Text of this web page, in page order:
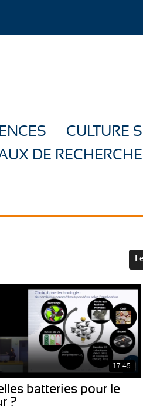
CULTURE
DE RECHERCHE
17:45
batteries pour le
?